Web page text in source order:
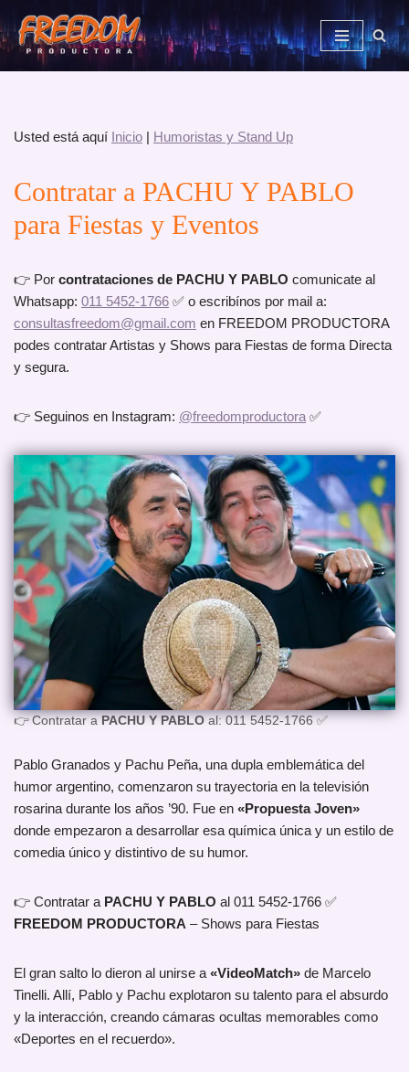
Saltar
al
Usted está aquí Inicio | Humoristas y Stand Up
Contratar a PACHU Y PABLO
para Fiestas y Eventos
👉 Por contrataciones de PACHU Y PABLO comunicate al
Whatsapp: 011 5452-1766 ✅ o escribínos por mail a:
consultasfreedom@gmail.com en FREEDOM PRODUCTORA
podes contratar Artistas y Shows para Fiestas de forma Directa
y segura.
👉 Seguinos en Instagram: @freedomproductora ✅
👉 Contratar aPACHU Y PABLOal: 011 5452-1766 ✅
Pablo Granados y Pachu Peña, una dupla emblemática del
humor argentino, comenzaron su trayectoria en la televisión
rosarina durante los años ’90. Fue en «Propuesta Joven»
donde empezaron a desarrollar esa química única y un estilo de
comedia único y distintivo de su humor.
👉 Contratar a PACHU Y PABLO al 011 5452-1766 ✅
FREEDOM PRODUCTORA – Shows para Fiestas
El gran salto lo dieron al unirse a «VideoMatch» de Marcelo
Tinelli. Allí, Pablo y Pachu explotaron su talento para el absurdo
y la interacción, creando cámaras ocultas memorables como
«Deportes en el recuerdo».